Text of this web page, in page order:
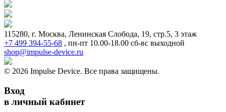
115280, г. Москва, Ленинская Слобода, 19, стр.5, 3 этаж
+7 499 394-55-68 , пн-пт 10.00-18.00 сб-вс выходной
shop@impulse-device.ru
© 2026 Impulse Device. Все права защищены.
Вход
в личный кабинет